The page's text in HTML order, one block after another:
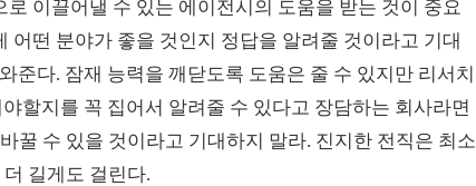
이끌어낼 수 있는 에이전시의 도움을 받는 것이 중요
떤 분야가 좋을 것인지 정답을 알려줄 것이라고 기대
준다. 잠재 능력을 깨닫도록 도움은 줄 수 있지만 리서치
할지를 꼭 집어서 알려줄 수 있다고 장담하는 회사라면
꿀 수 있을 것이라고 기대하지 말라. 진지한 전직은 최소
길게도 걸린다.